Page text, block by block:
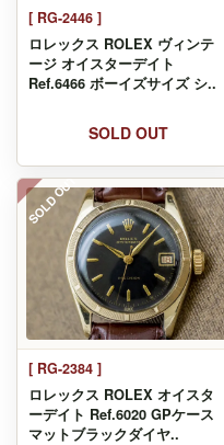
[ RG-2446 ]
ロレックス ROLEX ヴィンテ
ージ オイスターデイト
Ref.6466 ボーイズサイズ シ..
SOLD OUT
SOLD OUT
[ RG-2384 ]
ロレックス ROLEX オイスタ
ーデイト Ref.6020 GPケース
マットブラックダイヤ..